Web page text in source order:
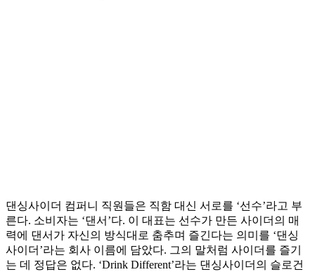
댄싱사이더 컴퍼니 직원들은 직함 대신 서로를 ‘선수’라고 부
른다. 소비자는 ‘댄서’다. 이 대표는 선수가 만든 사이더의 매
력에 댄서가 자신의 방식대로 춤추며 즐긴다는 의미를 ‘댄싱
사이더’라는 회사 이름에 담았다. 그의 말처럼 사이더를 즐기
는 데 정답은 없다. ‘Drink Different’라는 댄싱사이더의 슬로건